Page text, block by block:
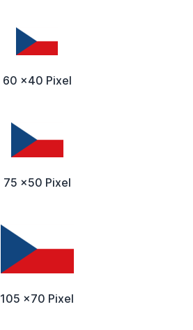
60 x40 Pixel
75 x50 Pixel
105 x70 Pixel